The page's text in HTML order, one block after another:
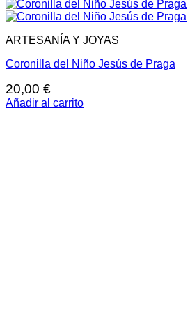
ARTESANÍA Y JOYAS
Coronilla del Niño Jesús de Praga
20,00 €
Añadir al carrito